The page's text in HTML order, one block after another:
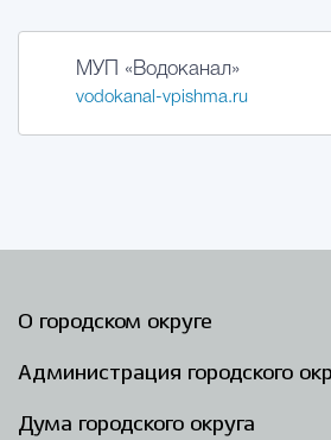
МУП «Водоканал»
vodokanal-vpishma.ru
О городском округе
Администрация городского
Дума городского округа